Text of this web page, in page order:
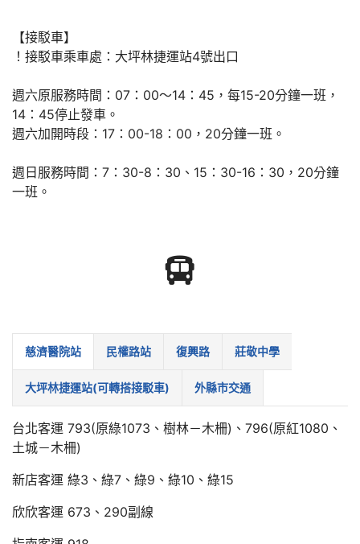
【接駁車】
！接駁車乘車處：大坪林捷運站4號出口
週六原服務時間：07：00～14：45，每15-20分鐘一班，
14：45停止發車。
週六加開時段：17：00-18：00，20分鐘一班。
週日服務時間：7：30-8：30、15：30-16：30，20分鐘
一班。
慈濟醫院站 民權路站 復興路 莊敬中學
大坪林捷運站(可轉搭接駁車) 外縣市交通
台北客運 793(原綠1073、樹林－木柵)、796(原紅1080、
土城－木柵)
新店客運 綠3、綠7、綠9、綠10、綠15
欣欣客運 673、290副線